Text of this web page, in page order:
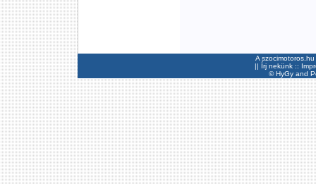
A
|| Írj nekünk ::
©HyGyand